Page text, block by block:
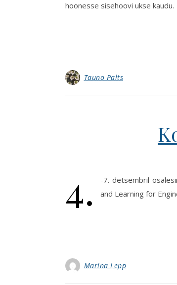
hoonesse sisehoovi ukse kaudu.
Tauno Palts
4.
-7. detsembril
and Learning for
Marina Lepp